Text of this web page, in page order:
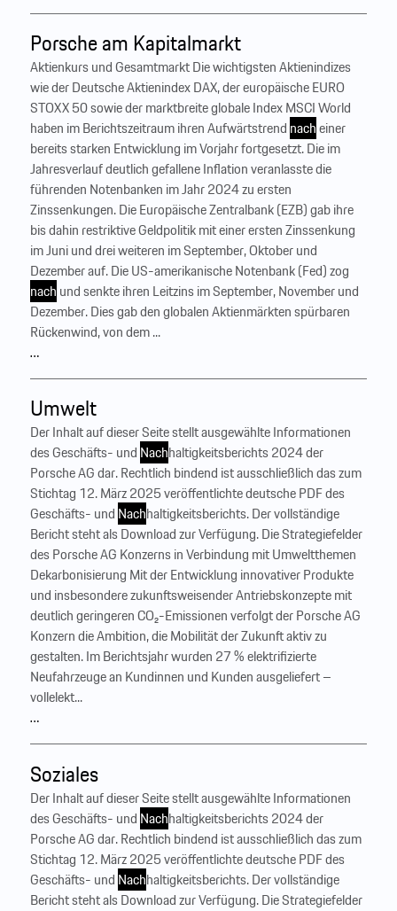
Porsche am Kapitalmarkt
Aktienkurs und Gesamtmarkt Die wichtigsten Aktienindizes
wie der Deutsche Aktienindex DAX, der europäische EURO
STOXX 50 sowie der marktbreite globale Index MSCI World
haben im Berichtszeitraum ihren Aufwärtstrend nacheiner
bereits starken Entwicklung im Vorjahr fortgesetzt. Die im
Jahresverlauf deutlich gefallene Inflation veranlasste die
führenden Notenbanken im Jahr 2024 zu ersten
Zinssenkungen. Die Europäische Zentralbank (EZB) gab ihre
bis dahin restriktive Geldpolitik mit einer ersten Zinssenkung
im Juni und drei weiteren im September, Oktober und
Dezember auf. Die US-amerikanische Notenbank (Fed) zog
nach und senkte ihren Leitzins im September, November und
Dezember. Dies gab den globalen Aktienmärkten spürbaren
Rückenwind, von dem ...
…
Umwelt
Der Inhalt auf dieser Seite stellt ausgewählte Informationen
des Geschäfts- und Nachhaltigkeitsberichts 2024 der
Porsche AG dar. Rechtlich bindend ist ausschließlich das zum
Stichtag 12. März 2025 veröffentlichte deutsche PDF des
Geschäfts- und Nachhaltigkeitsberichts. Der vollständige
Bericht steht als Download zur Verfügung. Die Strategiefelder
des Porsche AG Konzerns in Verbindung mit Umweltthemen
Dekarbonisierung Mit der Entwicklung innovativer Produkte
und insbesondere zukunftsweisender Antriebskonzepte mit
deutlich geringeren CO₂-Emissionen verfolgt der Porsche AG
Konzern die Ambition, die Mobilität der Zukunft aktiv zu
gestalten. Im Berichtsjahr wurden 27 % elektrifizierte
Neufahrzeuge an Kundinnen und Kunden ausgeliefert –
vollelekt...
…
Soziales
Der Inhalt auf dieser Seite stellt ausgewählte Informationen
des Geschäfts- und Nachhaltigkeitsberichts 2024 der
Porsche AG dar. Rechtlich bindend ist ausschließlich das zum
Stichtag 12. März 2025 veröffentlichte deutsche PDF des
Geschäfts- und Nachhaltigkeitsberichts. Der vollständige
Bericht steht als Download zur Verfügung. Die Strategiefelder